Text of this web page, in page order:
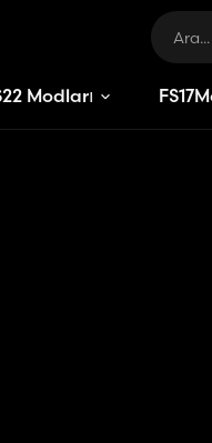
Modları FS17